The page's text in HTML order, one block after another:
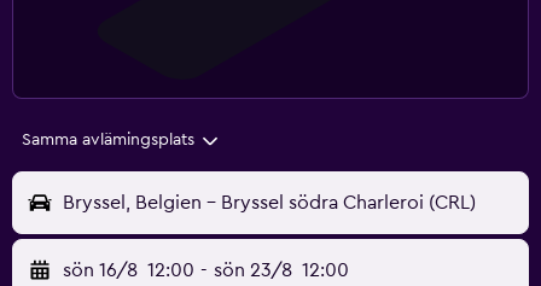
Samma avlämingsplats
Bryssel, Belgien - Bryssel södra Charleroi (CRL)
sön 16/8 12:00 - sön 23/8 12:00